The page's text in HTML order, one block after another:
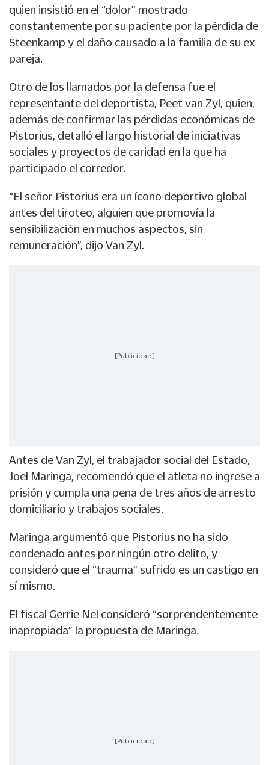
quien insistió en el “dolor” mostrado
constantemente por su paciente por la pérdida de
Steenkamp y el daño causado a la familia de su ex
pareja.
Otro de los llamados por la defensa fue el
representante del deportista, Peet van Zyl, quien,
además de confirmar las pérdidas económicas de
Pistorius, detalló el largo historial de iniciativas
sociales y proyectos de caridad en la que ha
participado el corredor.
“El señor Pistorius era un ícono deportivo global
antes del tiroteo, alguien que promovía la
sensibilización en muchos aspectos, sin
remuneración”, dijo Van Zyl.
[Publicidad]
Antes de Van Zyl, el trabajador social del Estado,
Joel Maringa, recomendó que el atleta no ingrese a
prisión y cumpla una pena de tres años de arresto
domiciliario y trabajos sociales.
Maringa argumentó que Pistorius no ha sido
condenado antes por ningún otro delito, y
consideró que el “trauma” sufrido es un castigo en
sí mismo.
El fiscal Gerrie Nel consideró “sorprendentemente
inapropiada” la propuesta de Maringa.
[Publicidad]